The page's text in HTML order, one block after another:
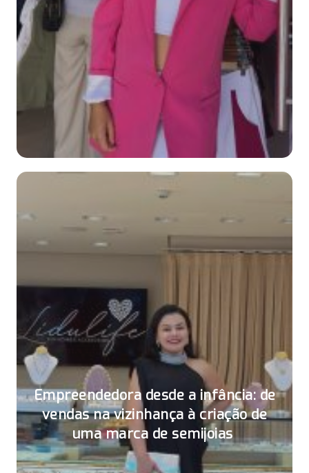
Empreendedora desde a infância: de
vendas na vizinhança à criação de
uma marca de semijoias